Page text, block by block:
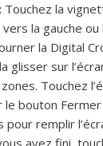
Touchez la
la gauche
la Digital
glisser sur
Touchez
le bouton
remplir
avez fini,